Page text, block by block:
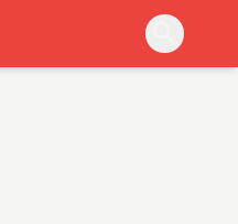
wymiar kreatywności